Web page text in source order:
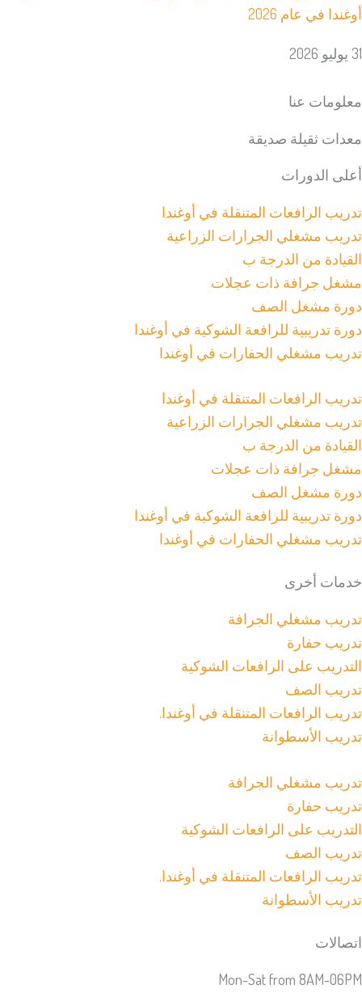
أوغندا في عام 2026
31 يوليو 2026
معلومات عنا
معدات ثقيلة صديقة
أعلى الدورات
تدريب الرافعات المتنقلة في أوغندا
تدريب مشغلي الجرارات الزراعية
القيادة من الدرجة ب
مشغل جرافة ذات عجلات
دورة مشغل الصف
دورة تدريبية للرافعة الشوكية في أوغندا
تدريب مشغلي الحفارات في أوغندا
تدريب الرافعات المتنقلة في أوغندا
تدريب مشغلي الجرارات الزراعية
القيادة من الدرجة ب
مشغل جرافة ذات عجلات
دورة مشغل الصف
دورة تدريبية للرافعة الشوكية في أوغندا
تدريب مشغلي الحفارات في أوغندا
خدمات أخرى
تدريب مشغلي الجرافة
تدريب حفارة
التدريب على الرافعات الشوكية
تدريب الصف
تدريب الرافعات المتنقلة في أوغندا.
تدريب الأسطوانة
تدريب مشغلي الجرافة
تدريب حفارة
التدريب على الرافعات الشوكية
تدريب الصف
تدريب الرافعات المتنقلة في أوغندا.
تدريب الأسطوانة
اتصالات
Mon-Sat from 8AM-06PM